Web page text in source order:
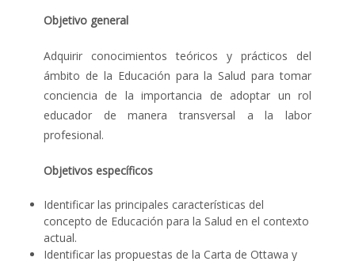
Objetivo general
Adquirir conocimientos teóricos y prácticos del
ámbito de la Educación para la Salud para tomar
conciencia de la importancia de adoptar un rol
educador de manera transversal a la labor
profesional.
Objetivos específicos
Identificar las principales características del
concepto de Educación para la Salud en el contexto
actual.
Identificar las propuestas de la Carta de Ottawa y